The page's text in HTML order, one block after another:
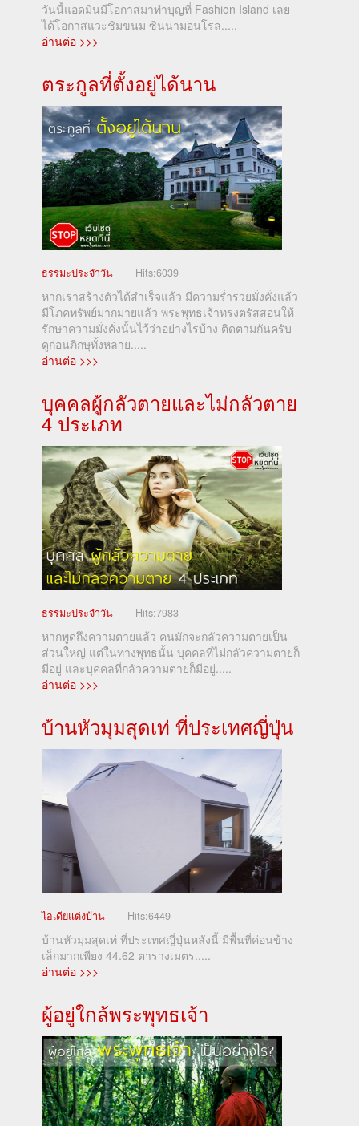
วันนี้แอดมินมีโอกาสมาทำบุญที่ Fashion Island เลย
ได้โอกาสแวะชิมขนม ซินนามอนโรล.....
อ่านต่อ >>>
ตระกูลที่ตั้งอยู่ได้นาน
ธรรมะประจำวัน Hits:6039
หากเราสร้างตัวได้สำเร็จแล้ว มีความร่ำรวยมั่งคั่งแล้ว
มีโภคทรัพย์มากมายแล้ว พระพุทธเจ้าทรงตรัสสอนให้
รักษาความมั่งคั่งนั้นไว้ว่าอย่างไรบ้าง ติดตามกันครับ
ดูก่อนภิกษุทั้งหลาย.....
อ่านต่อ >>>
บุคคลผู้กลัวตายและไม่กลัวตาย
4 ประเภท
ธรรมะประจำวัน Hits:7983
หากพูดถึงความตายแล้ว คนมักจะกลัวความตายเป็น
ส่วนใหญ่ แต่ในทางพุทธนั้น บุคคลที่ไม่กลัวความตายก็
มีอยู่ และบุคคลที่กลัวความตายก็มีอยู่.....
อ่านต่อ >>>
บ้านหัวมุมสุดเท่ ที่ประเทศญี่ปุ่น
ไอเดียแต่งบ้าน Hits:6449
บ้านหัวมุมสุดเท่ ที่ประเทศญี่ปุ่นหลังนี้ มีพื้นที่ค่อนข้าง
เล็กมากเพียง 44.62 ตารางเมตร.....
อ่านต่อ >>>
ผู้อยู่ใกล้พระพุทธเจ้า